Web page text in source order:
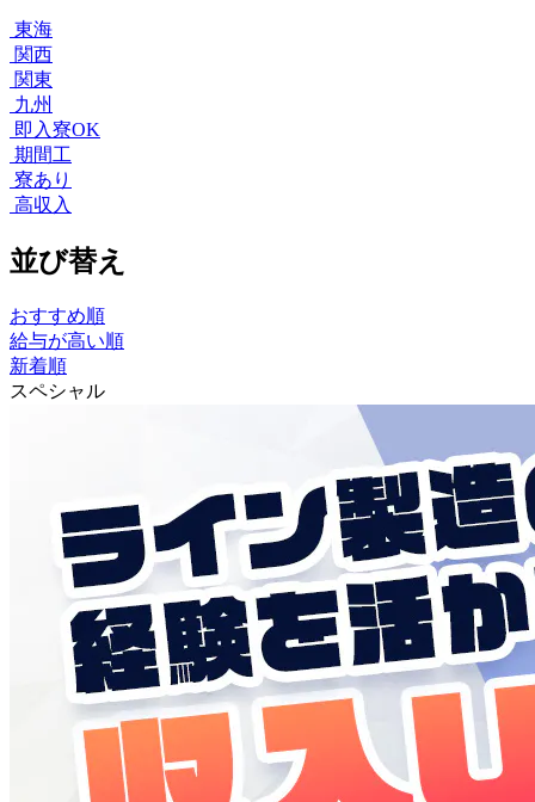
東海
関西
関東
九州
即入寮OK
期間工
寮あり
高収入
並び替え
おすすめ順
給与が高い順
新着順
スペシャル